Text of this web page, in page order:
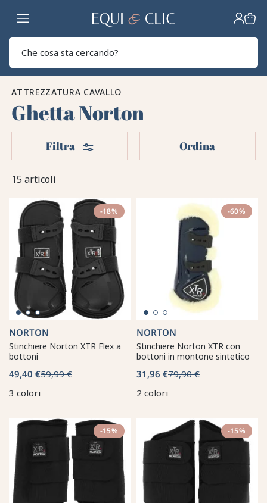
Casa
ATTREZZATURA CAVALLO
Ghetta Norton
15 articoli
Filtra Filtri Ordina
-18%
NORTON
Stinchiere Norton XTR Flex a
bottoni
49,40 €59,99 €
3 colori
-60%
NORTON
Stinchiere Norton XTR con
bottoni in montone sintetico
31,96 €79,90 €
2 colori
-15% -15%